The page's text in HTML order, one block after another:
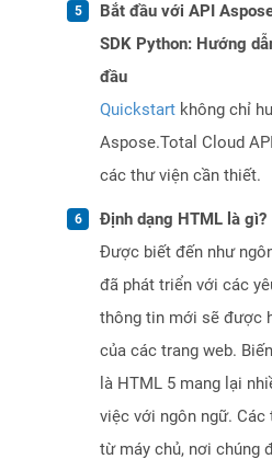
Bắt đầu với API
SDK Python: Hướng
đầu
Quickstart không chỉ
Aspose.Total Cloud
các thư viện cần thiết.
Định dạng HTML là gì?
Được biết đến như
đã phát triển với các
thông tin mới sẽ được
của các trang web.
là HTML 5 mang lại
việc với ngôn ngữ.
từ máy chủ, nơi chúng